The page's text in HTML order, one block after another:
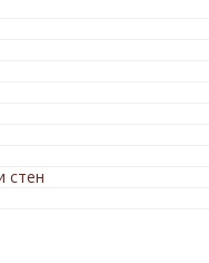
стен